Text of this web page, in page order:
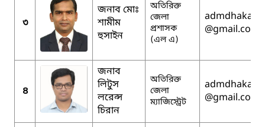
৩
জনাব মোঃ
শামীম
হুসাইন
অতিরিক্ত
জেলা
প্রশাসক
(এল এ)
admdhaka
@gmail.com
৪
জনাব
লিটুস
লরেন্স
চিরান
অতিরিক্ত
জেলা
ম্যাজিস্ট্রেট
admdhaka
@gmail.com